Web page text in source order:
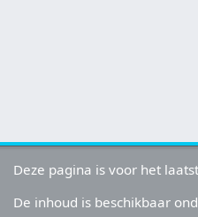
Deze pagina is voor het
De inhoud is beschikbaar